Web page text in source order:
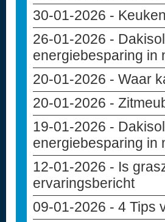
30-01-2026 -
26-01-2026 -
energiebesparing in
20-01-2026 - Waar
20-01-2026 -
19-01-2026 -
energiebesparing in
12-01-2026 - Is
ervaringsbericht
09-01-2026 - 4 Tips